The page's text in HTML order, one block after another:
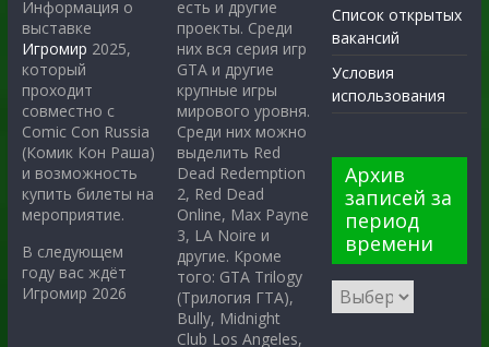
Информация о
выставке
Игромир 2025,
который
проходит
совместно с
Comic Con Russia
(Комик Кон Раша)
и возможность
купить билеты на
мероприятие.
В следующем
году вас ждёт
Игромир 2026
есть и другие
проекты. Среди
них вся серия игр
GTA и другие
крупные игры
мирового уровня.
Среди них можно
выделить Red
Dead Redemption
2, Red Dead
Online, Max Payne
3, LA Noire и
другие. Кроме
того: GTA Trilogy
(Трилогия ГТА),
Bully, Midnight
Club Los Angeles,
Список открытых
вакансий
Условия
использования
Архив
записей за
период
времени